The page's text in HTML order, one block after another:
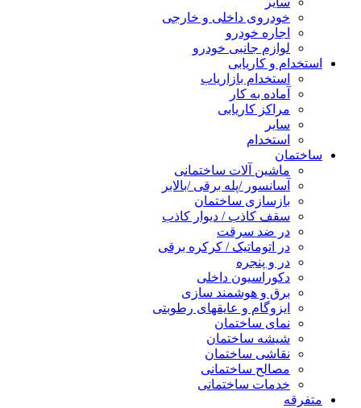
خودروی داخلی و خارجی
اجاره خودرو
لوازم جانبی خودرو
استخدام و کاریابی
استخدام بازاریاب
آماده به کار
مراکز کاریابی
سایر
استخدام
ساختمان
ماشین آلات ساختمانی
آسانسور /پله برقی /بالابر
بازسازی ساختمان
سقف کاذب / دیوار کاذب
در ضد سرقت
در اتوماتیک / کرکره برقی
در و پنجره
دکوراسیون داخلی
برق و هوشمند سازی
ایزوگام و عایقهای رطوبتی
نمای ساختمان
شیشه ساختمان
نقاشی ساختمان
مصالح ساختمانی
خدمات ساختمانی
متفرقه